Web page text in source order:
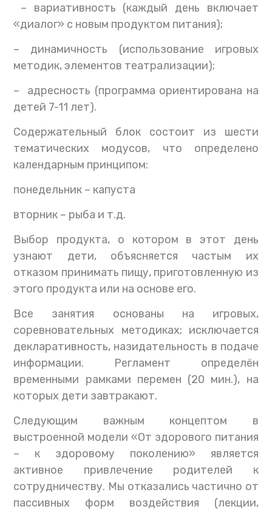
– вариативность (каждый день включает
«диалог» с новым продуктом питания);
– динамичность (использование игровых
методик, элементов театрализации);
– адресность (программа ориентирована на
детей 7-11 лет).
Содержательный блок состоит из шести
тематических модусов, что определено
календарным принципом:
понедельник – капуста
вторник – рыба и т.д.
Выбор продукта, о котором в этот день
узнают дети, объясняется частым их
отказом принимать пищу, приготовленную из
этого продукта или на основе его.
Все занятия основаны на игровых,
соревновательных методиках; исключается
декларативность, назидательность в подаче
информации. Регламент определён
временными рамками перемен (20 мин.), на
которых дети завтракают.
Следующим важным концептом в
выстроенной модели «От здорового питания
– к здоровому поколению» является
активное привлечение родителей к
сотрудничеству. Мы отказались частично от
пассивных форм воздействия (лекции,